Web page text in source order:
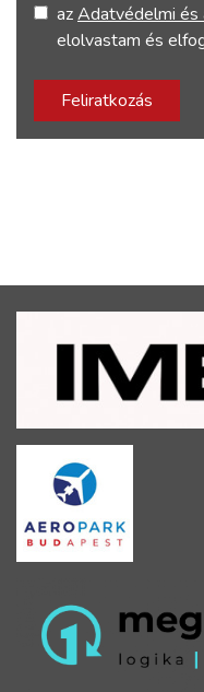
azAdatvédelmi és
elolvastam és
Feliratkozás